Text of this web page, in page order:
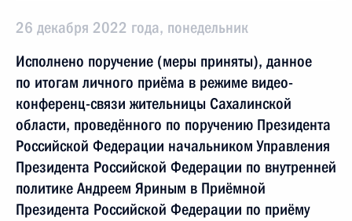
26 декабря 2022 года, понедельник
Исполнено поручение (меры приняты), данное
по итогам личного приёма в режиме видео-
конференц-связи жительницы Сахалинской
области, проведённого по поручению Президента
Российской Федерации начальником Управления
Президента Российской Федерации по внутренней
политике Андреем Яриным в Приёмной
Президента Российской Федерации по приёму